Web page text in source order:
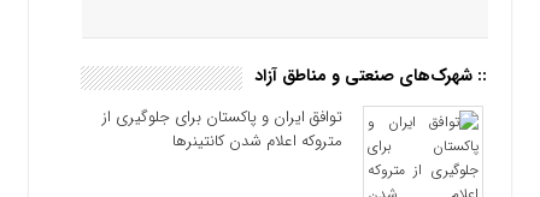
:: شهرک‌های صنعتی و مناطق آزاد
توافق ایران و پاکستان برای جلوگیری از
متروکه اعلام شدن کانتینرها